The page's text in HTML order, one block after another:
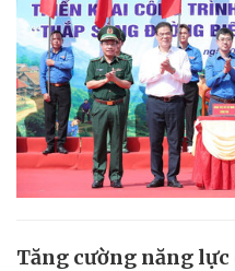
Tăng cường năng lực